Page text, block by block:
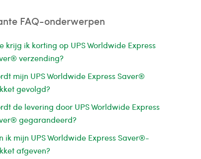
FAQ-onderwerpen
krijg ik korting op UPS Worldwide Express
verzending?
mijn UPS Worldwide Express Saver®
gevolgd?
de levering door UPS Worldwide Express
gegarandeerd?
ik mijn UPS Worldwide Express Saver®-
afgeven?